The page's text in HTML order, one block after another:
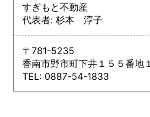
すぎもと不動産
代表者: 杉本 淳子
〒781-5235
香南市野市町下井１５５番地１
TEL: 0887-54-1833